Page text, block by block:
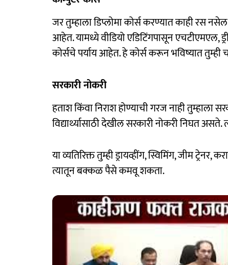
जर तुम्हाला डिप्लोमा कोर्स करण्यात काही रस
आहेत. यामध्ये वीडियो एडिटिंगपासून एचटीएमएल,
कोर्सचे पर्याय आहेत. हे कोर्स करून भविष्यात
सरकारी नोकरी
हताश किंवा निराश होण्याची गरज नाही तुम्हाला
विद्यार्थ्यासाठी देखील सरकारी नोकरी निघत
या व्यतिरिक्त तुम्ही ड्रायव्हींग, स्विमिंग, जीम ट्रेनर,
त्यातून बक्कळ पैसे कमवू शकता.